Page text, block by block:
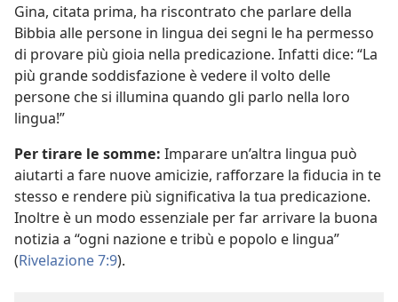
Gina, citata prima, ha riscontrato che parlare della
Bibbia alle persone in lingua dei segni le ha permesso
di provare più gioia nella predicazione. Infatti dice: “La
più grande soddisfazione è vedere il volto delle
persone che si illumina quando gli parlo nella loro
lingua!”
Per tirare le somme: Imparare un’altra lingua può
aiutarti a fare nuove amicizie, rafforzare la fiducia in te
stesso e rendere più significativa la tua predicazione.
Inoltre è un modo essenziale per far arrivare la buona
notizia a “ogni nazione e tribù e popolo e lingua”
(Rivelazione 7:9).